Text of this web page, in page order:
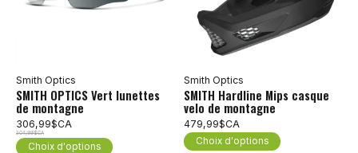
Smith Optics
SMITH OPTICS Vert lunettes
de montagne
306,99$CA
304,99$CA
Choix d'options
Smith Optics
SMITH Hardline Mips casque
velo de montagne
479,99$CA
Choix d'options